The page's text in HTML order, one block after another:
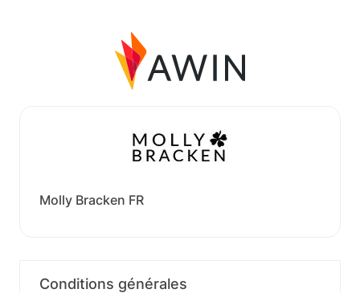
Molly Bracken FR
Conditions générales